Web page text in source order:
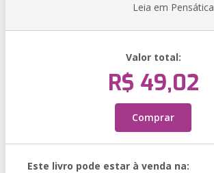
Leia em Pensática
Valor total:
R$ 49,02
Comprar
Este livro pode estar à venda na: